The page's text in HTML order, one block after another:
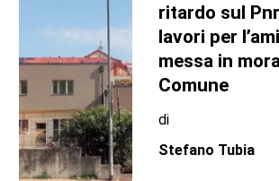
ritardo sul
lavori per
messa in
Comune
di
Stefano Tubia